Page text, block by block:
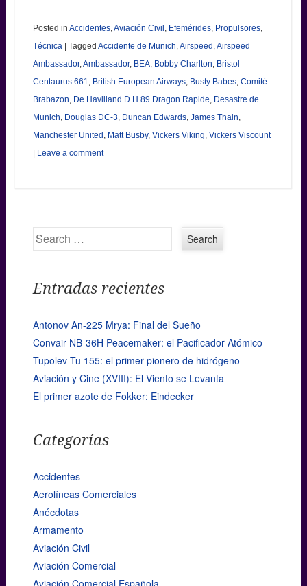
Posted in Accidentes,Aviación Civil , Efemérides, Propulsores,
Técnica
Tagged Accidente de Munich,Airspeed ,Airspeed
Ambassador,Ambassador, BEA, Bobby Charlton, Bristol
Centaurus 661, British European Airways, Busty Babes, Comité
Brabazon, De Havilland D.H.89 Dragon Rapide, Desastre de
Munich, Douglas DC-3, Duncan Edwards, James Thain,
Manchester United , Matt Busby, Vickers Viking, Vickers Viscount
Leave a comment
Search
Entradas recientes
Antonov An-225 Mrya: Final del Sueño
Convair NB-36H Peacemaker: el Pacificador Atómico
Tupolev Tu 155: el primer pionero de hidrógeno
Aviación y Cine (XVIII): El Viento se Levanta
El primer azote de Fokker: Eindecker
Categorías
Accidentes
Aerolíneas Comerciales
Anécdotas
Armamento
Aviación Civil
Aviación Comercial